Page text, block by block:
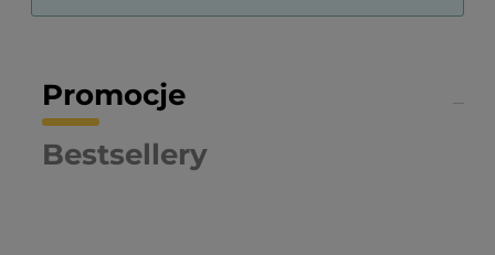
Promocje
Bestsellery